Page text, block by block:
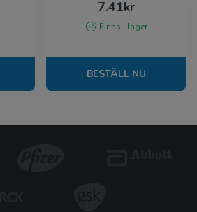
7.41kr
Finns i lager
BESTÄLL NU